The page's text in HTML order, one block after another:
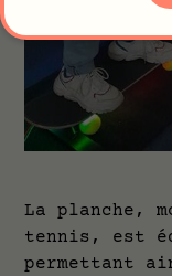
La planche,
tennis, est
permettant